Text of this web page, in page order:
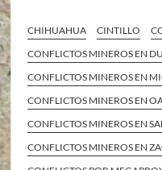
CHIHUAHUA CINTILLO
CONFLICTOS MINEROS EN
CONFLICTOS MINEROS EN
CONFLICTOS MINEROS EN
CONFLICTOS MINEROS EN
CONFLICTOS MINEROS EN